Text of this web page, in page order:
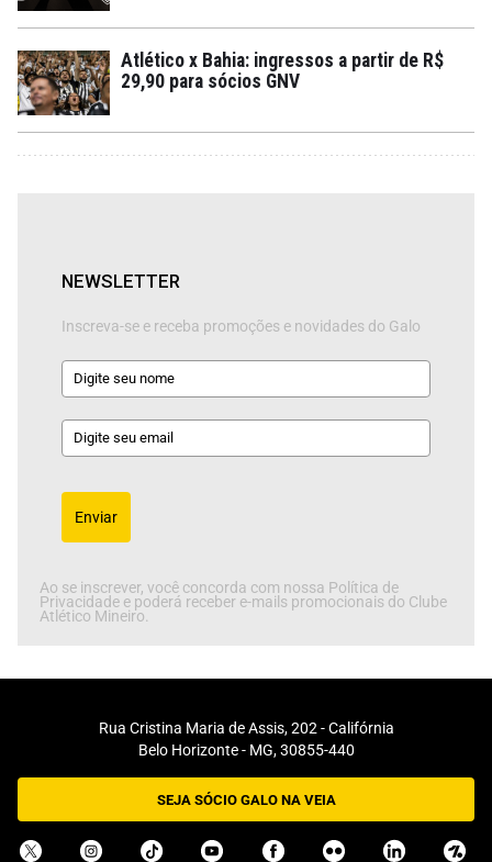
Atlético x Bahia: ingressos a partir de R$
29,90 para sócios GNV
NEWSLETTER
Inscreva-se e receba promoções e novidades do Galo
Enviar
Ao se inscrever, você concorda com nossa Política de
Privacidade e poderá receber e-mails promocionais do Clube
Atlético Mineiro.
Rua Cristina Maria de Assis, 202 - Califórnia
Belo Horizonte - MG, 30855-440
SEJA SÓCIO GALO NA VEIA